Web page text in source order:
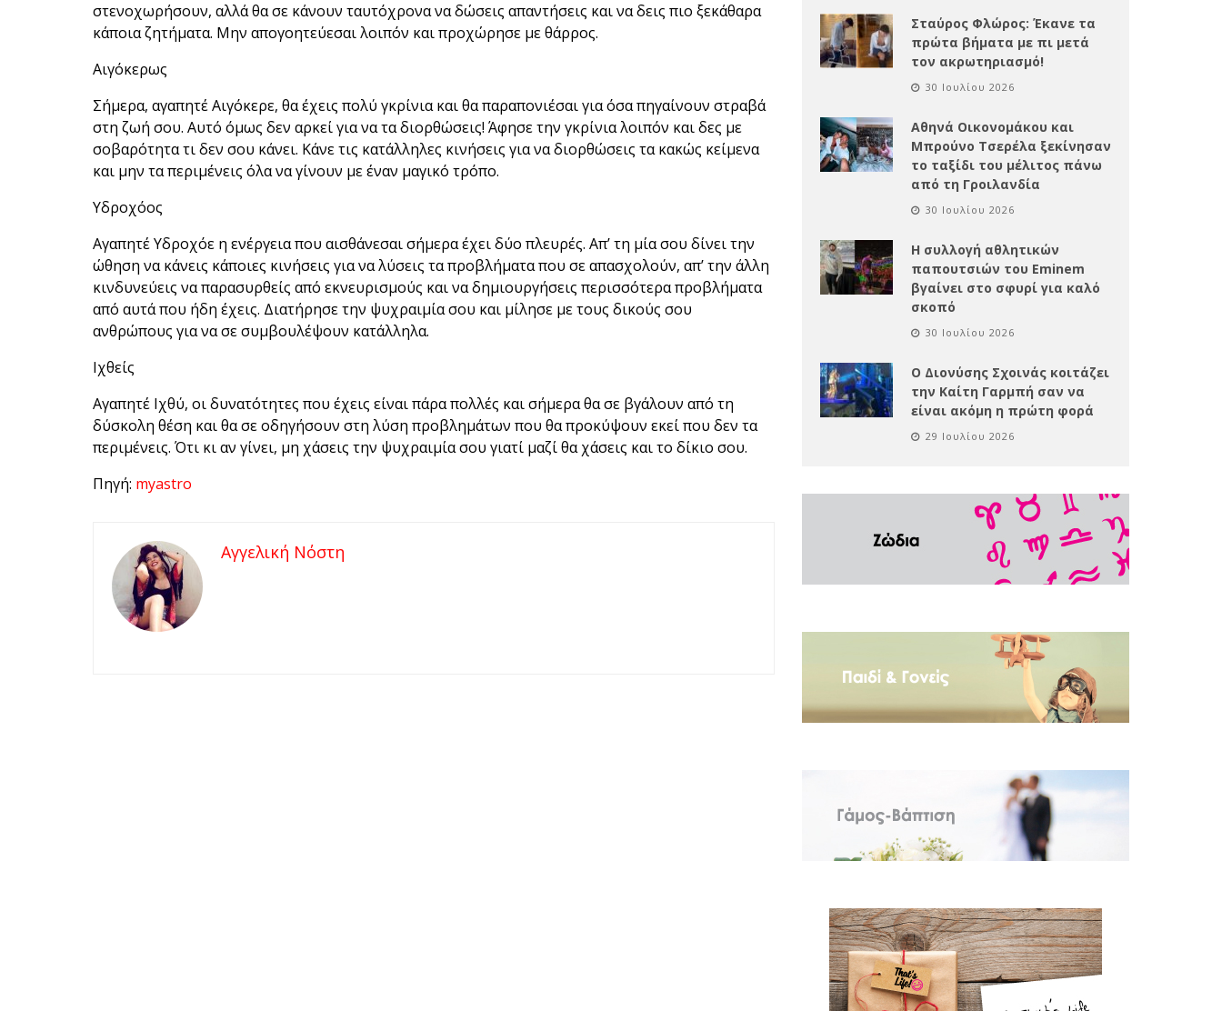
στενοχωρήσουν, αλλά θα σε κάνουν ταυτόχρονα να δώσεις απαντήσεις και να δεις πιο ξεκάθαρα
κάποια ζητήματα. Μην απογοητεύεσαι λοιπόν και προχώρησε με θάρρος.
Αιγόκερως
Σήμερα, αγαπητέ Αιγόκερε, θα έχεις πολύ γκρίνια και θα παραπονιέσαι για όσα πηγαίνουν στραβά
στη ζωή σου. Αυτό όμως δεν αρκεί για να τα διορθώσεις! Άφησε την γκρίνια λοιπόν και δες με
σοβαρότητα τι δεν σου κάνει. Κάνε τις κατάλληλες κινήσεις για να διορθώσεις τα κακώς κείμενα
και μην τα περιμένεις όλα να γίνουν με έναν μαγικό τρόπο.
Υδροχόος
Αγαπητέ Υδροχόε η ενέργεια που αισθάνεσαι σήμερα έχει δύο πλευρές. Απ’ τη μία σου δίνει την
ώθηση να κάνεις κάποιες κινήσεις για να λύσεις τα προβλήματα που σε απασχολούν, απ’ την άλλη
κινδυνεύεις να παρασυρθείς από εκνευρισμούς και να δημιουργήσεις περισσότερα προβλήματα
από αυτά που ήδη έχεις. Διατήρησε την ψυχραιμία σου και μίλησε με τους δικούς σου
ανθρώπους για να σε συμβουλέψουν κατάλληλα.
Ιχθείς
Αγαπητέ Ιχθύ, οι δυνατότητες που έχεις είναι πάρα πολλές και σήμερα θα σε βγάλουν από τη
δύσκολη θέση και θα σε οδηγήσουν στη λύση προβλημάτων που θα προκύψουν εκεί που δεν τα
περιμένεις. Ότι κι αν γίνει, μη χάσεις την ψυχραιμία σου γιατί μαζί θα χάσεις και το δίκιο σου.
Πηγή: myastro
Αγγελική Νόστη
Σταύρος Φλώρος: Έκανε τα
πρώτα βήματα με πι μετά
τον ακρωτηριασμό!
30 Ιουλίου 2026
Αθηνά Οικονομάκου και
Μπρούνο Τσερέλα ξεκίνησαν
το ταξίδι του μέλιτος πάνω
από τη Γροιλανδία
30 Ιουλίου 2026
Η συλλογή αθλητικών
παπουτσιών του Eminem
βγαίνει στο σφυρί για καλό
σκοπό
30 Ιουλίου 2026
Ο Διονύσης Σχοινάς κοιτάζει
την Καίτη Γαρμπή σαν να
είναι ακόμη η πρώτη φορά
29 Ιουλίου 2026